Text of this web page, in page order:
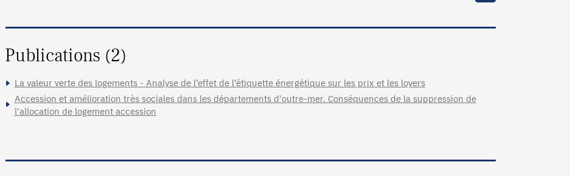
Publications (2)
La valeur verte des logements - Analyse de l’effet de l’étiquette énergétique sur les prix et les loyers
Accession et amélioration très sociales dans les départements d'outre-mer. Conséquences de la suppression de
l'allocation de logement accession